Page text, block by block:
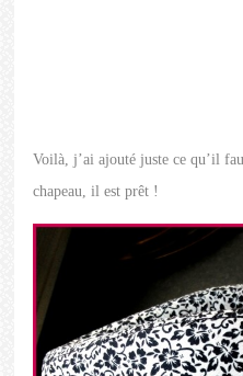
Voilà, j’ai ajouté juste ce qu’il
chapeau, il est prêt !